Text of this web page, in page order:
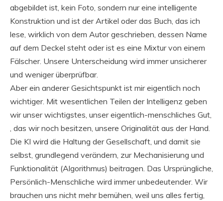
abgebildet ist, kein Foto, sondern nur eine intelligente
Konstruktion und ist der Artikel oder das Buch, das ich
lese, wirklich von dem Autor geschrieben, dessen Name
auf dem Deckel steht oder ist es eine Mixtur von einem
Fälscher. Unsere Unterscheidung wird immer unsicherer
und weniger überprüfbar.
Aber ein anderer Gesichtspunkt ist mir eigentlich noch
wichtiger. Mit wesentlichen Teilen der Intelligenz geben
wir unser wichtigstes, unser eigentlich-menschliches Gut,
, das wir noch besitzen, unsere Originalität aus der Hand.
Die KI wird die Haltung der Gesellschaft, und damit sie
selbst, grundlegend verändern, zur Mechanisierung und
Funktionalität (Algorithmus) beitragen. Das Ursprüngliche,
Persönlich-Menschliche wird immer unbedeutender. Wir
brauchen uns nicht mehr bemühen, weil uns alles fertig,